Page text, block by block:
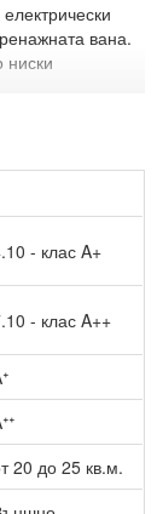
вана.
ниски
на
на
с което се
наистина
12000 BTU,
му
както и
че след
вентилаторът
да работи.
- клас A+
- клас A++
20 до 25 кв.м.